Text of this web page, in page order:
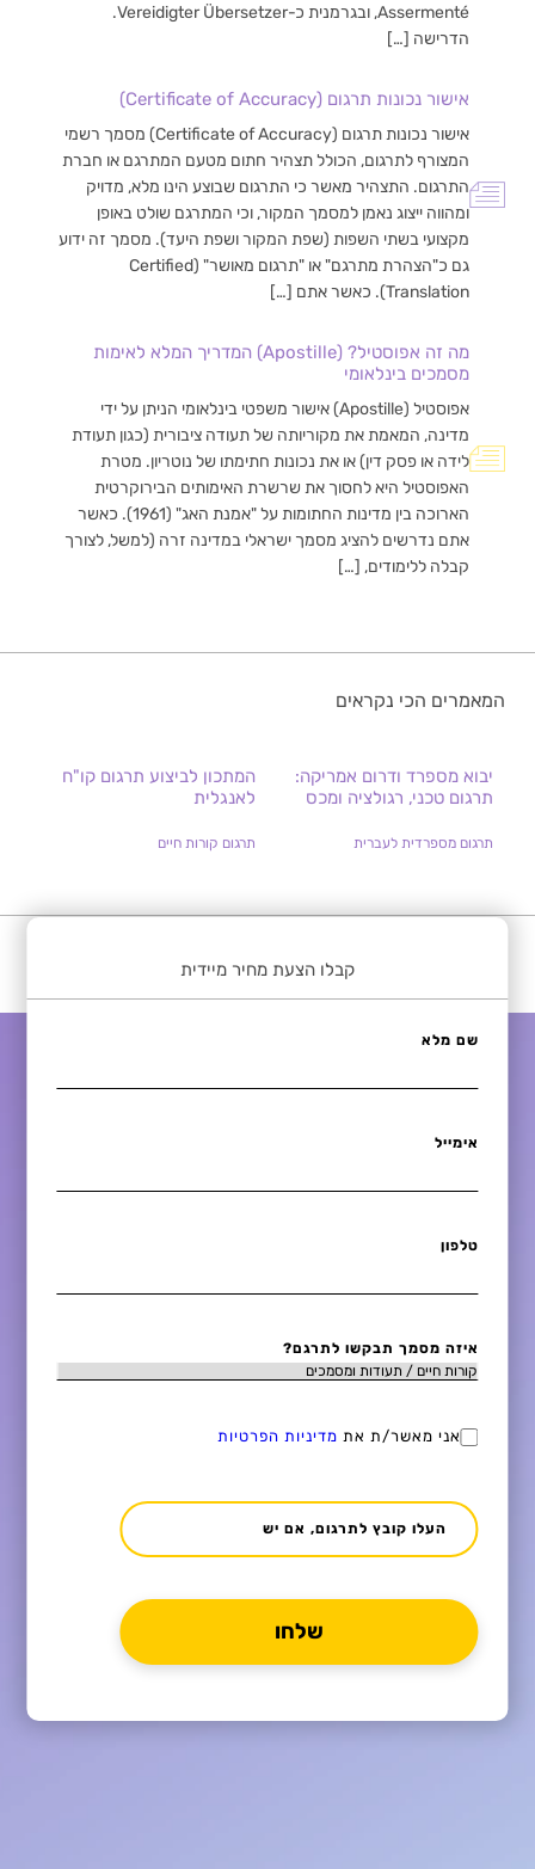
Assermenté, ובגרמנית כ-Vereidigter Übersetzer.
הדרישה […]
אישור נכונות תרגום (Certificate of Accuracy)
אישור נכונות תרגום (Certificate of Accuracy) מסמך רשמי
המצורף לתרגום, הכולל תצהיר חתום מטעם המתרגם או חברת
התרגום. התצהיר מאשר כי התרגום שבוצע הינו מלא, מדויק
ומהווה ייצוג נאמן למסמך המקור, וכי המתרגם שולט באופן
מקצועי בשתי השפות (שפת המקור ושפת היעד). מסמך זה ידוע
גם כ"הצהרת מתרגם" או "תרגום מאושר" (Certified
Translation). כאשר אתם […]
מה זה אפוסטיל? (Apostille) המדריך המלא לאימות
מסמכים בינלאומי
אפוסטיל (Apostille) אישור משפטי בינלאומי הניתן על ידי
מדינה, המאמת את מקוריותה של תעודה ציבורית (כגון תעודת
לידה או פסק דין) או את נכונות חתימתו של נוטריון. מטרת
האפוסטיל היא לחסוך את שרשרת האימותים הבירוקרטית
הארוכה בין מדינות החתומות על "אמנת האג" (1961). כאשר
אתם נדרשים להציג מסמך ישראלי במדינה זרה (למשל, לצורך
קבלה ללימודים, […]
המאמרים הכי נקראים
יבוא מספרד ודרום אמריקה:
תרגום טכני, רגולציה ומכס
תרגום מספרדית לעברית
המתכון לביצוע תרגום קו"ח
לאנגלית
תרגום קורות חיים
קבלו הצעת מחיר מיידית
שם מלא
אימייל
טלפון
איזה מסמך תבקשו לתרגם?
אני מאשר/ת את מדיניות הפרטיות
העלו קובץ לתרגום, אם יש